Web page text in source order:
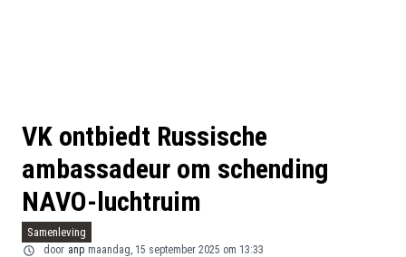
VK ontbiedt Russische
ambassadeur om schending
NAVO-luchtruim
Samenleving
door anp maandag, 15 september 2025 om 13:33